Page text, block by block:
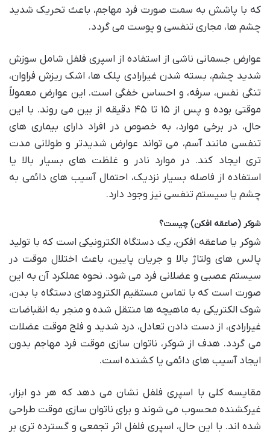
که با پاشش به سمت صورت فرد مهاجم، باعث تحریک شدید
چشم ها، مجاری تنفسی و پوست می گردد.
عوارض جسمانی ناشی از استفاده از اسپری فلفل شامل سوزش
شدید چشم، بسته شدن غیرارادی پلک ها، اشک ریزش فراوان،
تنگی نفس، سرفه، و احساس خفگی است. این عوارض معمولاً
موقتی بوده و پس از ۱۵ تا ۴۵ دقیقه از بین می روند. با این
حال، در برخی موارد، به خصوص در افراد دارای بیماری های
تنفسی مانند آسم، می تواند عوارض شدیدتر و طولانی مدت
تری ایجاد کند. در موارد نادر و غلظت های بسیار بالا یا
استفاده از فاصله بسیار نزدیک، احتمال آسیب های دائمی به
چشم یا سیستم تنفسی نیز وجود دارد.
شوکر (صاعقه افکن) چیست؟
شوکر یا صاعقه افکن، یک دستگاه الکترونیکی است که با تولید
پالس های ولتاژ بالا و جریان پایین، باعث اختلال موقت در
سیستم عصبی و عضلانی فرد می شود. نحوه عملکرد آن به این
صورت است که با تماس مستقیم الکترودهای دستگاه با بدن،
شوک الکتریکی به ماهیچه ها منتقل شده و منجر به انقباضات
غیرارادی، از دست دادن تعادل، درد شدید و فلج موقت عضلات
می گردد. هدف از شوکر، ناتوان سازی موقت فرد مهاجم بدون
ایجاد آسیب های دائمی یا کشنده است.
مقایسه کلی با اسپری فلفل نشان می دهد که هر دو ابزار،
غیرکشنده محسوب می شوند و برای ناتوان سازی موقت طراحی
شده اند. با این حال، اسپری فلفل اثر تجمعی و گسترده تری بر